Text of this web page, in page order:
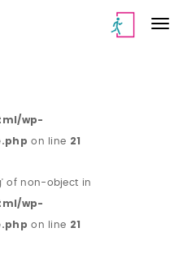
wp-
on line 21
of non-object in
wp-
on line 21